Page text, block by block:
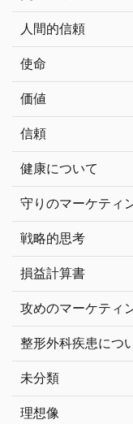
人間的信頼
使命
価値
信頼
健康について
守りのマーケティ
戦略的思考
損益計算書
攻めのマーケティ
整形外科疾患につ
未分類
理想像